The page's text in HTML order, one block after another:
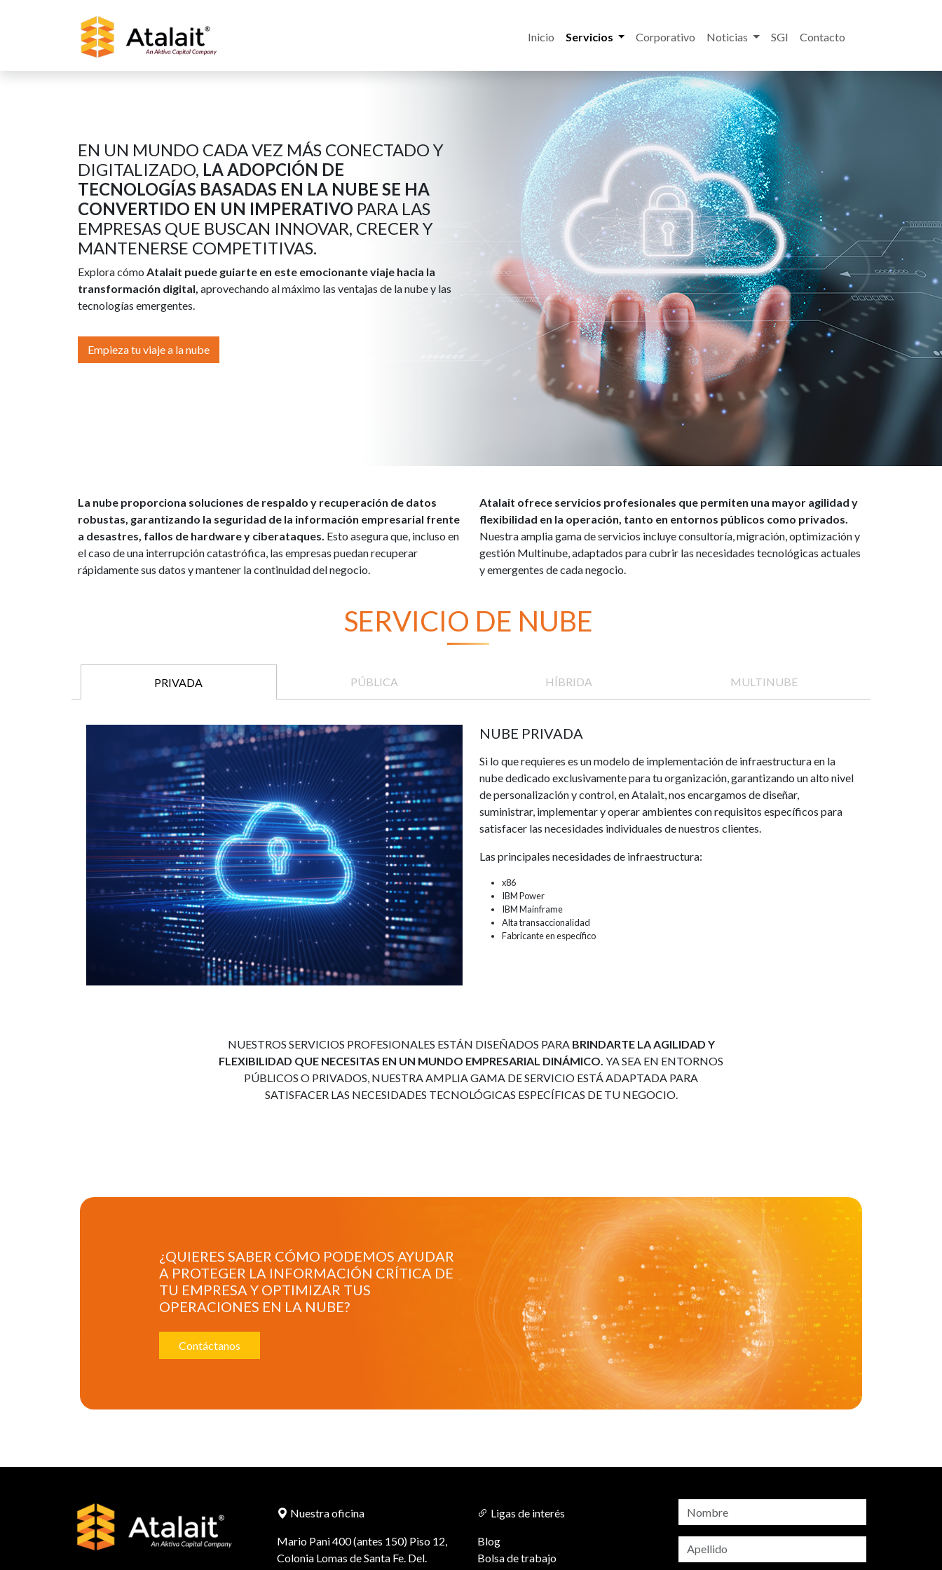
Inicio Servicios Corporativo Noticias SGI Contacto
EN UN MUNDO CADA VEZ MÁS CONECTADO Y
DIGITALIZADO, LA ADOPCIÓN DE
TECNOLOGÍAS BASADAS EN LA NUBE SE HA
CONVERTIDO EN UN IMPERATIVO PARA LAS
EMPRESAS QUE BUSCAN INNOVAR, CRECER Y
MANTENERSE COMPETITIVAS.
Explora cómo Atalait puede guiarte en este emocionante viaje hacia la
transformación digital, aprovechando al máximo las ventajas de la nube y las
tecnologías emergentes.
Empieza tu viaje a la nube
La nube proporciona soluciones de respaldo y recuperación de datos
robustas, garantizando la seguridad de la información empresarial frente
a desastres, fallos de hardware y ciberataques. Esto asegura que, incluso en
el caso de una interrupción catastrófica, las empresas puedan recuperar
rápidamente sus datos y mantener la continuidad del negocio.
Atalait ofrece servicios profesionales que permiten una mayor agilidad y
flexibilidad en la operación, tanto en entornos públicos como privados.
Nuestra amplia gama de servicios incluye consultoría, migración, optimización y
gestión Multinube, adaptados para cubrir las necesidades tecnológicas actuales
y emergentes de cada negocio.
SERVICIO DE NUBE
PRIVADA PÚBLICA HÍBRIDA MULTINUBE
NUBE PRIVADA
Si lo que requieres es un modelo de implementación de infraestructura en la
nube dedicado exclusivamente para tu organización, garantizando un alto nivel
de personalización y control, en Atalait, nos encargamos de diseñar,
suministrar, implementar y operar ambientes con requisitos específicos para
satisfacer las necesidades individuales de nuestros clientes.
Las principales necesidades de infraestructura:
x86
IBM Power
IBM Mainframe
Alta transaccionalidad
Fabricante en específico
NUESTROS SERVICIOS PROFESIONALES ESTÁN DISEÑADOS PARA BRINDARTE LA AGILIDAD Y
FLEXIBILIDAD QUE NECESITAS EN UN MUNDO EMPRESARIAL DINÁMICO. YA SEA EN ENTORNOS
PÚBLICOS O PRIVADOS, NUESTRA AMPLIA GAMA DE SERVICIO ESTÁ ADAPTADA PARA
SATISFACER LAS NECESIDADES TECNOLÓGICAS ESPECÍFICAS DE TU NEGOCIO.
¿QUIERES SABER CÓMO PODEMOS AYUDAR
A PROTEGER LA INFORMACIÓN CRÍTICA DE
TU EMPRESA Y OPTIMIZAR TUS
OPERACIONES EN LA NUBE?
Contáctanos
Nuestra oficina
Mario Pani 400 (antes 150) Piso 12,
Colonia Lomas de Santa Fe. Del.
Ligas de interés
Blog
Bolsa de trabajo